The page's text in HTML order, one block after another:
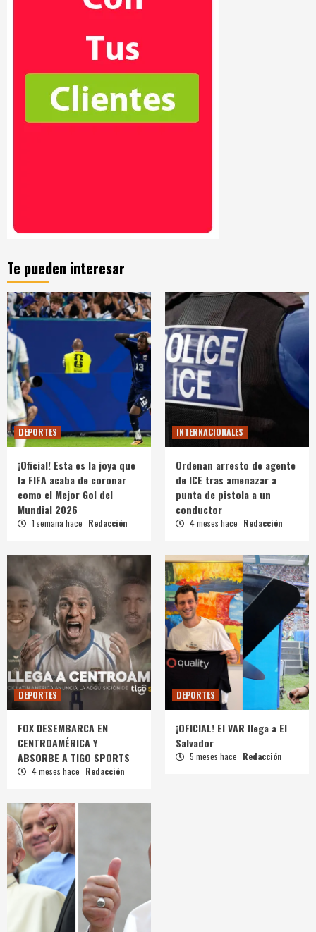
Te pueden interesar
DEPORTES
¡Oficial! Esta es la joya que
la FIFA acaba de coronar
como el Mejor Gol del
Mundial 2026
1 semana hace Redacción
INTERNACIONALES
Ordenan arresto de agente
de ICE tras amenazar a
punta de pistola a un
conductor
4 meses hace Redacción
DEPORTES
FOX DESEMBARCA EN
CENTROAMÉRICA Y
ABSORBE A TIGO SPORTS
4 meses hace Redacción
DEPORTES
¡OFICIAL! El VAR llega a El
Salvador
5 meses hace Redacción